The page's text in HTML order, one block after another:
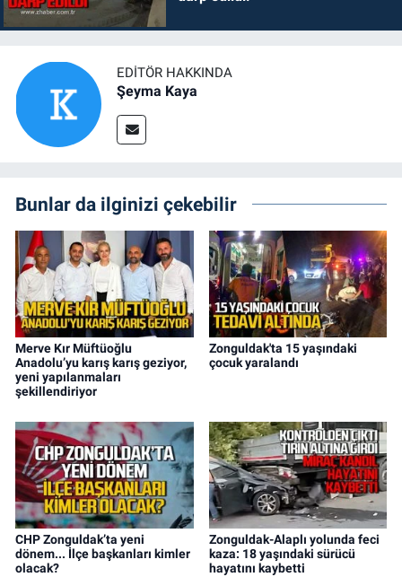
EDITÖR HAKKINDA
Şeyma Kaya
Bunlar da ilginizi çekebilir
Merve Kır Müftüoğlu
Anadolu’yu karış karış geziyor,
yeni yapılanmaları
şekillendiriyor
Zonguldak'ta 15 yaşındaki
çocuk yaralandı
CHP Zonguldak’ta yeni
dönem... İlçe başkanları kimler
olacak?
Zonguldak-Alaplı yolunda feci
kaza: 18 yaşındaki sürücü
hayatını kaybetti